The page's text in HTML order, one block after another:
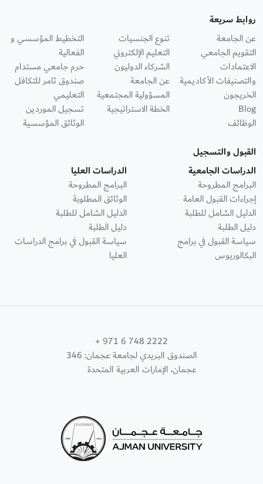
روابط سريعة
عن الجامعة
التقويم الجامعي
الاعتمادات
والتصنيفات الأكاديمية
الخريجون
Blog
الوظائف
تنوع الجنسيات
التعليم الإلكتروني
الشركاء الدوليون
عن الجامعة
المسؤولية المجتمعية
الخطة الاستراتيجية
التخطيط المؤسسي و
الفعالية
حرم جامعي مستدام
صندوق ثامر للتكافل
التعليمي
تسجيل الموردين
الوثائق المؤسسية
القبول والتسجيل
الدراسات الجامعية
البرامج المطروحة
إجراءات القبول العامة
الدليل الشامل للطلبة
دليل الطلبة
سياسة القبول في برامج
البكالوريوس
الدراسات العليا
البرامج المطروحة
الوثائق المطلوبة
الدليل الشامل للطلبة
دليل الطلبة
سياسة القبول في برامج الدراسات
العليا
+ 971 6 748 2222
الصندوق البريدي لجامعة عجمان: 346
عجمان، الإمارات العربية المتحدة